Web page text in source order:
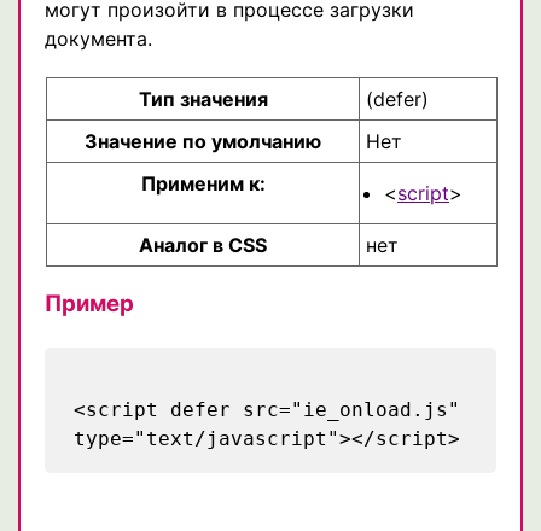
могут произойти в процессе загрузки
документа.
Тип значения
(defer)
Значение по умолчанию
Нет
Применим к:
<script>
Аналог в CSS нет
Пример
<script defer src="ie_onload.js"
type="text/javascript"></script>